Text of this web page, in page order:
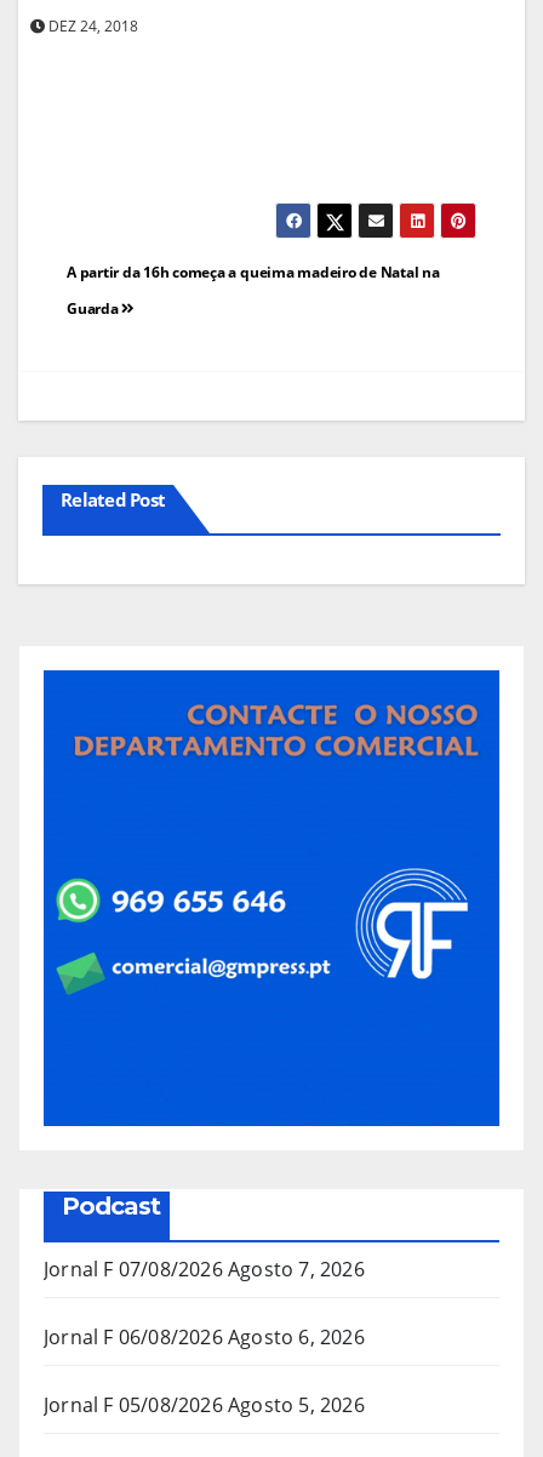
DEZ 24, 2018
Navegação
de
A partir da 16h começa a queima madeiro de Natal na
Guarda
Related Post
Podcast
Jornal F 07/08/2026Agosto 7, 2026
Jornal F 06/08/2026Agosto 6, 2026
Jornal F 05/08/2026Agosto 5, 2026